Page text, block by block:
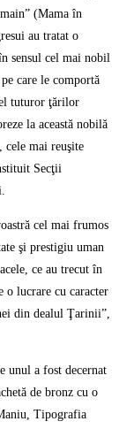
(Mama în
au tratat o
sensul cel mai nobil
care le comportă
tuturor ţărilor
la această nobilă
cele mai reuşite
Secţii
cel mai frumos
şi prestigiu uman
ce au trecut în
o lucrare cu caracter
din dealul Ţarinii”,
unul a fost decernat
de bronz cu o
Tipografia